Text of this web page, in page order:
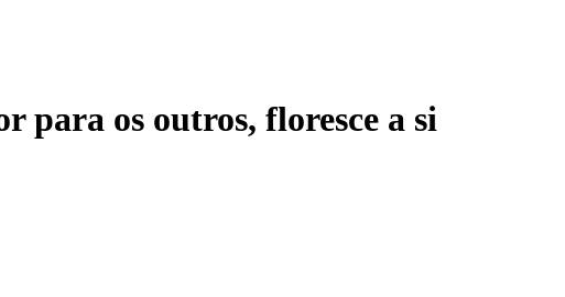
para os outros, floresce a si